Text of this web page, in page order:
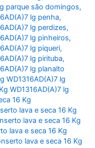
parque são domingos,
lg penha,
lg perdizes,
lg pinheiros,
lg piqueri,
lg pirituba,
lg planalto
WD1316AD(A)7 lg
WD1316AD(A)7 lg
16 Kg
lava e seca 16 Kg
lava e seca 16 Kg
lava e seca 16 Kg
lava e seca 16 Kg